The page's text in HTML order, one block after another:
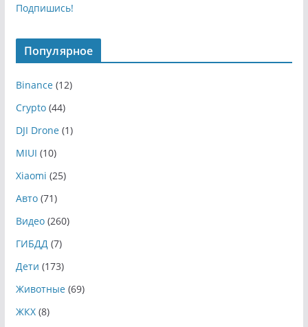
Подпишись!
Популярное
Binance(12)
Crypto(44)
DJI Drone(1)
MIUI (10)
Xiaomi (25)
Авто(71)
Видео(260)
ГИБДД(7)
Дети (173)
Животные(69)
ЖКХ(8)